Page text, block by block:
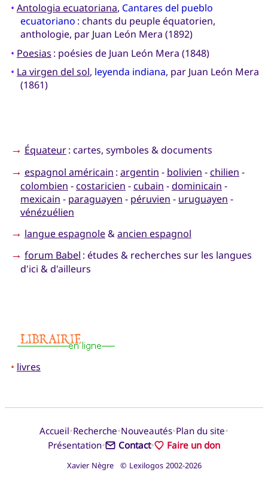
• Antologia ecuatoriana, Cantares del pueblo
ecuatoriano : chants du peuple équatorien,
anthologie, par Juan León Mera (1892)
• Poesias : poésies de Juan León Mera (1848)
• La virgen del sol, leyenda indiana, par Juan León Mera
(1861)
→ Équateur: cartes, symboles & documents
→ espagnol américain : argentin - bolivien -chilien -
colombien -costaricien -cubain -dominicain -
mexicain - paraguayen - péruvien - uruguayen -
vénézuélien
→ langue espagnole&ancien espagnol
→ forum Babel : études & recherches sur les langues
d'ici & d'ailleurs
• livres
Accueil•Recherche•Nouveautés•Plan du site•
Présentation• Contact• Faire un don
Xavier Nègre © Lexilogos 2002-2026